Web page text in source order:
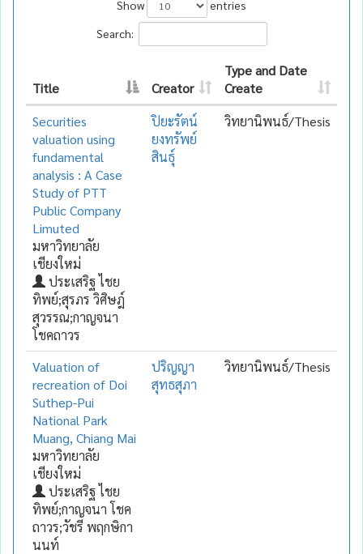
Show
entries
Search:
Title Creator
Type and Date
Create
Securities
valuation using
fundamental
analysis : A Case
Study of PTT
Public Company
Limuted
มหาวิทยาลัย
เชียงใหม่
ประเสริฐ ไชย
ทิพย์;สุรภร วิศิษฎ์
สุวรรณ;กาญจนา
โชคถาวร
ปิยะรัตน์
ยงทรัพย์
สินธุ์
วิทยานิพนธ์/Thesis
Valuation of
recreation of Doi
Suthep-Pui
National Park
Muang, Chiang Mai
มหาวิทยาลัย
เชียงใหม่
ประเสริฐ ไชย
ทิพย์;กาญจนา โชค
ถาวร;วัชรี พฤกษิกา
นนท์
ปริญญา
สุทธสุภา
วิทยานิพนธ์/Thesis